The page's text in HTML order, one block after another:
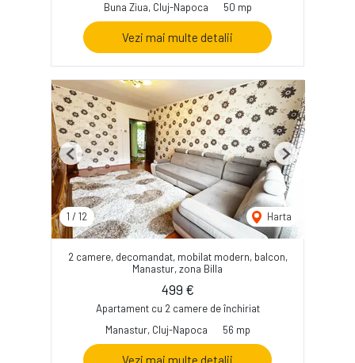
Buna Ziua, Cluj-Napoca
50 mp
Vezi mai multe detalii
1 / 12 Harta
Previous Next
2 camere, decomandat, mobilat modern, balcon,
Manastur, zona Billa
499 €
Apartament cu 2 camere de închiriat
Manastur, Cluj-Napoca
56 mp
Vezi mai multe detalii